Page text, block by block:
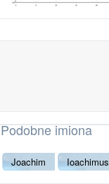
Podobne imiona
Joachim Ioachimus